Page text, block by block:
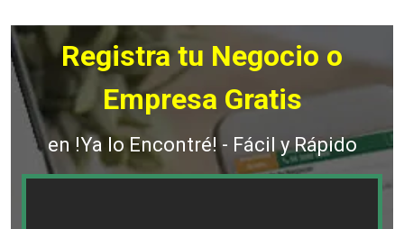
Registra tu Negocio o
Empresa Gratis
en !Ya lo Encontré! - Fácil y Rápido